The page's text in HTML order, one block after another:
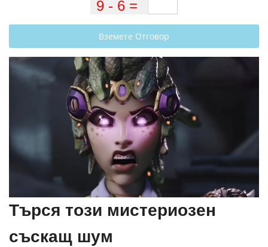
Вземете Отговор
Търся този мистериозен
съскащ шум